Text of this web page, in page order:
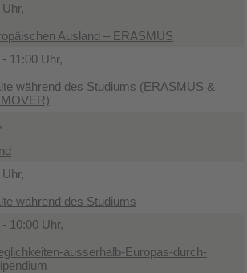
Ausland – ERASMUS
11:00 Uhr,
während des Studiums (ERASMUS &
während des Studiums
10:00 Uhr,
ausserhalb-Europas-durch-